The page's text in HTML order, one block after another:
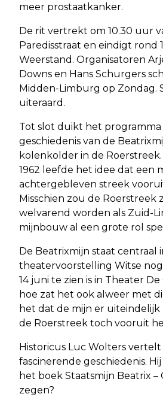
meer prostaatkanker.
De rit vertrekt om 10.30 uur
Paredisstraat en eindigt rond
Weerstand. Organisatoren
Downs en Hans Schurgers
Midden-Limburg op Zondag.
uiteraard.
Tot slot duikt het programma
geschiedenis van de
kolenkolder in de Roerstreek.
1962 leefde het idee dat een
achtergebleven streek
Misschien zou de Roerstreek
welvarend worden als Zuid-
mijnbouw al een grote rol
De Beatrixmijn staat centraal
theatervoorstelling Witse
14 juni te zien is in Theater
hoe zat het ook alweer met
het dat de mijn er uiteindelijk
de Roerstreek toch vooruit
Historicus Luc Wolters
fascinerende geschiedenis.
het boek Staatsmijn Beatrix –
zegen?